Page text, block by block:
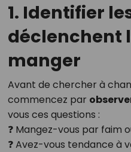
1. Identifier
déclenchent
manger
Avant de chercher à
commencez par
vous ces questions :
❓ Mangez-vous par faim
❓ Avez-vous tendance à